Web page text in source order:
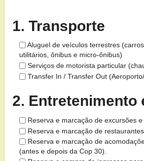
1. Transporte
Aluguel de veículos terrestres
utilitários, ônibus e micro-ônibus)
Serviços de motorista particular
Transfer In / Transfer Out
2. Entretenimento
Reserva e marcação de excursões
Reserva e marcação de restaurantes
Reserva e marcação de
(antes e depois da Cop 30).